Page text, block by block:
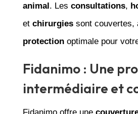
animal. Les consultations,
et chirurgiessont couvertes,
protectionoptimale pour
Fidanimo : Une
intermédiaire et